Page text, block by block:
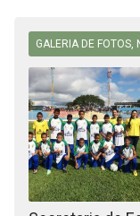
GALERIA DE FOTOS,